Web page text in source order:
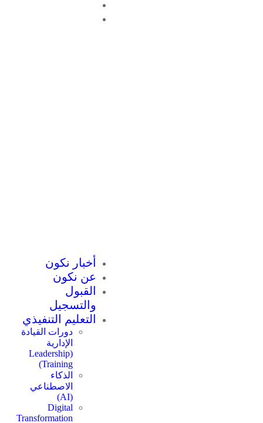
أخبار نكون
عن نكون
القبول
والتسجيل
التعليم التنفيذي
دورات القيادة
الإدارية
(Leadership
Training)
الذكاء
الاصطناعي
(AI)
Digital
Transformation